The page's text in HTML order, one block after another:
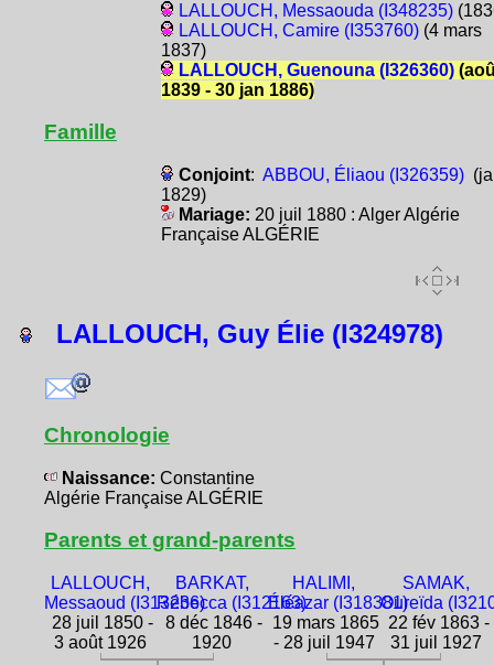
LALLOUCH, Messaouda (I348235)
LALLOUCH, Camire (I353760)(4 mars
1837)
LALLOUCH, Guenouna (I326360)
1839 - 30 jan 1886)
Famille
Conjoint: ABBOU, Éliaou (I326359)
1829)
Mariage: 20 juil 1880 : Alger Algérie
Française ALGÉRIE
LALLOUCH, Guy Élie (I324978)
Chronologie
Naissance: Constantine
Algérie Française ALGÉRIE
Parents et grand-parents
LALLOUCH,
Messaoud (I313236)
28 juil 1850 -
3 août 1926
BARKAT,
Rébecca (I312163)
8 déc 1846 -
1920
HALIMI,
Éléazar (I318381)
19 mars 1865
- 28 juil 1947
SAMAK,
Oureïda
22 fév 1863 -
31 juil 1927